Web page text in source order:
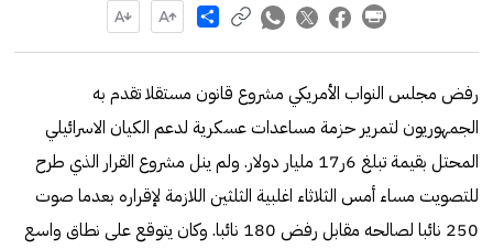
Share
رفض مجلس النواب الأمريكي مشروع قانون مستقلا تقدم به
الجمهوريون لتمرير حزمة مساعدات عسكرية لدعم الكيان الاسرائيلي
المحتل بقيمة تبلغ 6ر17 مليار دولار. ولم ينل مشروع القرار الذي طرح
للتصويت مساء أمس الثلاثاء اغلبية الثلثين اللازمة لإقراره بعدما صوت
250 نائبا لصالحه مقابل رفض 180 نائبا. وكان يتوقع على نطاق واسع